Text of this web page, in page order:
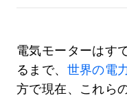
電気モーターはす
るまで、 世界の電
方で現在、これら